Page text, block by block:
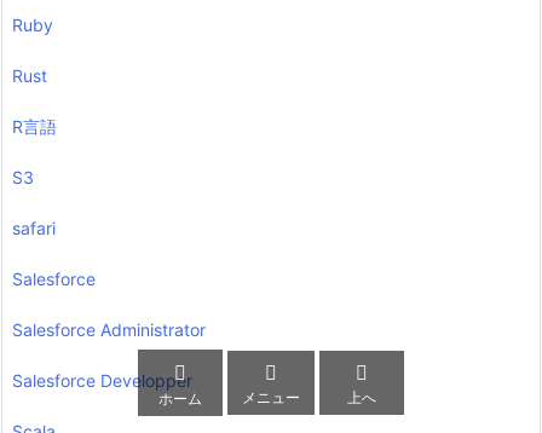
Ruby
Rust
R言語
S3
safari
Salesforce
Salesforce Administrator
Salesforce Developper

ホーム

メニュー

上へ